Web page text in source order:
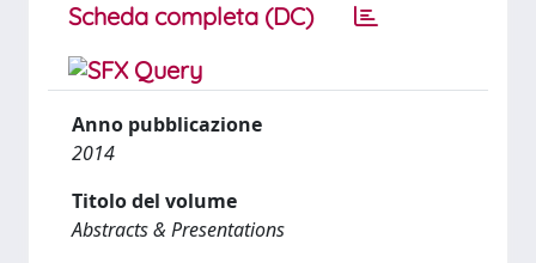
Scheda completa (DC)
Anno pubblicazione
2014
Titolo del volume
Abstracts & Presentations